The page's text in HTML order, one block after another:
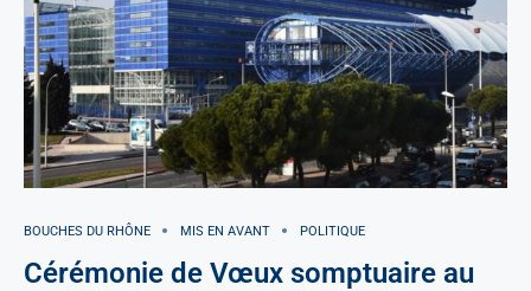
BOUCHES DU RHÔNE MIS EN AVANT POLITIQUE
Cérémonie de Vœux somptuaire au